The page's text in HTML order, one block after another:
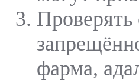
фарма,